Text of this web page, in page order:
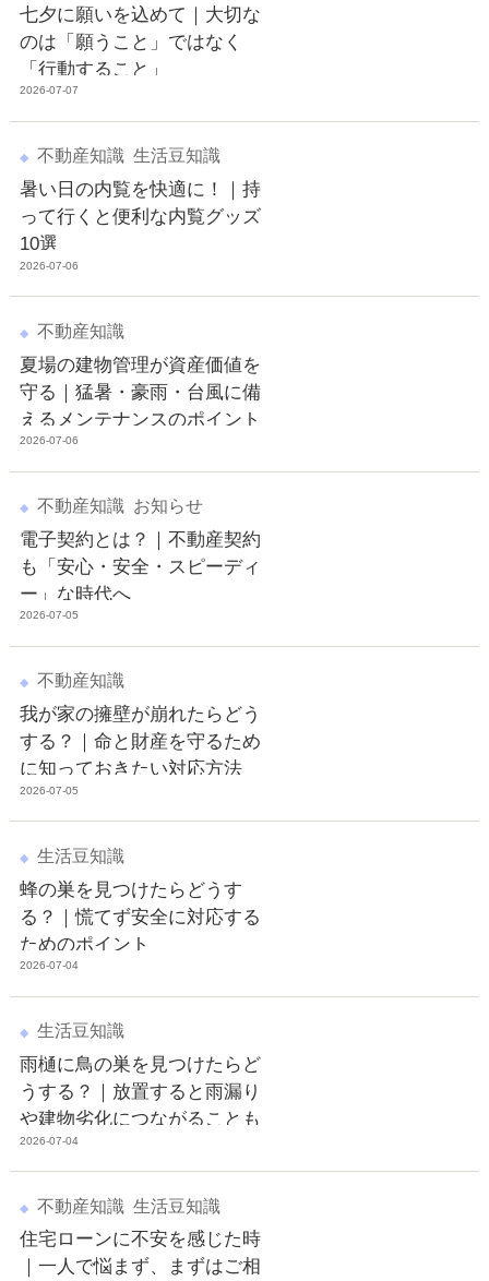
七夕に願いを込めて｜大切な
のは「願うこと」ではなく
「行動すること」
2026-07-07
不動産知識 生活豆知識
暑い日の内覧を快適に！｜持
って行くと便利な内覧グッズ
10選
2026-07-06
不動産知識
夏場の建物管理が資産価値を
守る｜猛暑・豪雨・台風に備
えるメンテナンスのポイント
2026-07-06
不動産知識 お知らせ
電子契約とは？｜不動産契約
も「安心・安全・スピーディ
ー」な時代へ
2026-07-05
不動産知識
我が家の擁壁が崩れたらどう
する？｜命と財産を守るため
に知っておきたい対応方法
2026-07-05
生活豆知識
蜂の巣を見つけたらどうす
る？｜慌てず安全に対応する
ためのポイント
2026-07-04
生活豆知識
雨樋に鳥の巣を見つけたらど
うする？｜放置すると雨漏り
や建物劣化につながることも
2026-07-04
不動産知識 生活豆知識
住宅ローンに不安を感じた時
｜一人で悩まず、まずはご相